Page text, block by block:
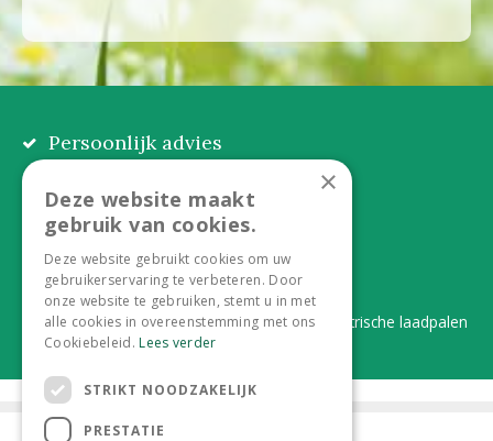
Persoonlijk advies
Alles onder één dak
Duurzaam en dorpsgemak
Lever je statiegeldflessen bij ons in én elektrische laadpalen
×
Deze website maakt
gebruik van cookies.
Deze website gebruikt cookies om uw
gebruikerservaring te verbeteren. Door
onze website te gebruiken, stemt u in met
alle cookies in overeenstemming met ons
Cookiebeleid. Lees verder
STRIKT NOODZAKELIJK
PRESTATIE